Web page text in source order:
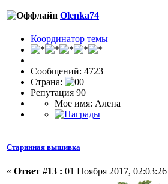
Olenka74
Координатор темы
Сообщений: 4723
Страна:
Репутация 90
Мое имя: Алена
Старинная вышивка
« Ответ #13 : 01 Ноября 2017, 02:03:26